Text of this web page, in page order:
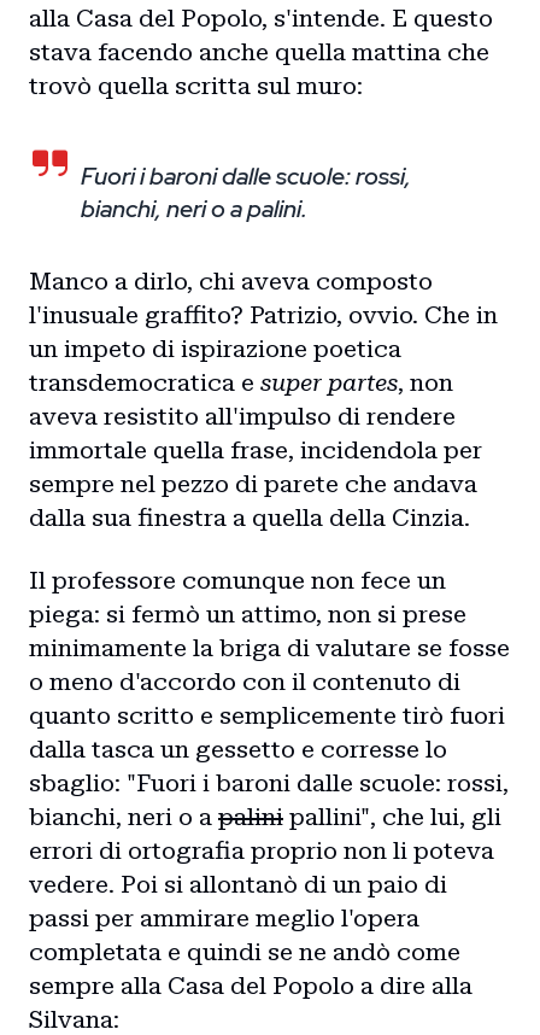
Home
Blog
Collaborazioni
alla Casa del Popolo, s'intende. E questo
stava facendo anche quella mattina che
trovò quella scritta sul muro:
Fuori i baroni dalle scuole: rossi,
bianchi, neri o a palini.
Manco a dirlo, chi aveva composto
l'inusuale graffito? Patrizio, ovvio. Che in
un impeto di ispirazione poetica
transdemocratica e super partes, non
aveva resistito all'impulso di rendere
immortale quella frase, incidendola per
sempre nel pezzo di parete che andava
dalla sua finestra a quella della Cinzia.
Il professore comunque non fece un
piega: si fermò un attimo, non si prese
minimamente la briga di valutare se fosse
o meno d'accordo con il contenuto di
quanto scritto e semplicemente tirò fuori
dalla tasca un gessetto e corresse lo
sbaglio: "Fuori i baroni dalle scuole: rossi,
bianchi, neri o a palini pallini", che lui, gli
errori di ortografia proprio non li poteva
vedere. Poi si allontanò di un paio di
passi per ammirare meglio l'opera
completata e quindi se ne andò come
sempre alla Casa del Popolo a dire alla
Silvana: